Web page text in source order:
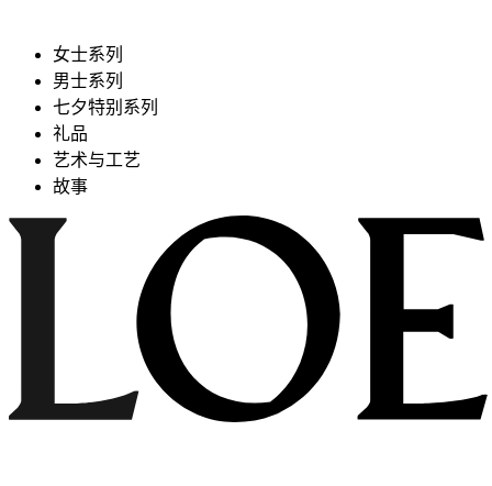
女士系列
男士系列
七夕特别系列
礼品
艺术与工艺
故事